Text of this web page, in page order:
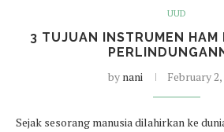
UUD
3 TUJUAN INSTRUMEN HAM
by nani February 2,
Sejak sesorang manusia dilahirkan ke